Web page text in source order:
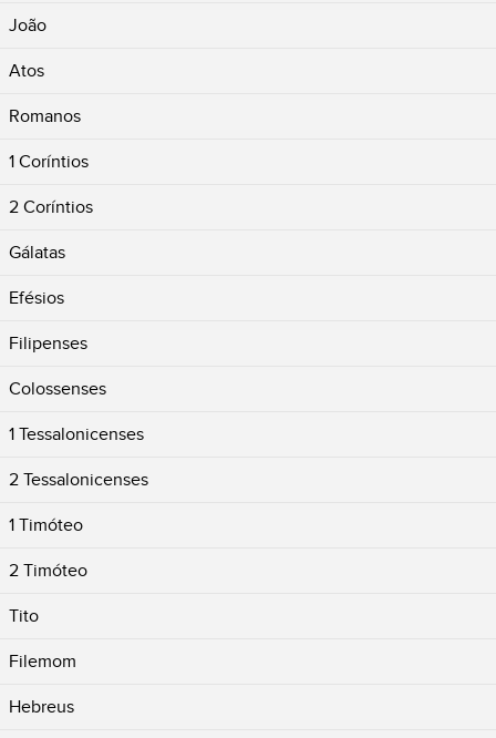
João
Atos
Romanos
1 Coríntios
2 Coríntios
Gálatas
Efésios
Filipenses
Colossenses
1 Tessalonicenses
2 Tessalonicenses
1 Timóteo
2 Timóteo
Tito
Filemom
Hebreus